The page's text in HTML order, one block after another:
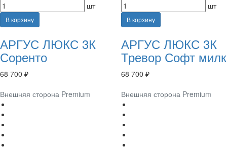
шт
В корзину
шт
В корзину
АРГУС ЛЮКС 3К
Соренто
68 700 ₽
Внешняя сторона Premium
АРГУС ЛЮКС 3К
Тревор Софт милк
68 700 ₽
Внешняя сторона Premium